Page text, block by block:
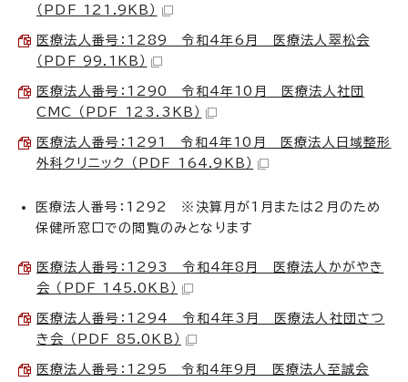
（PDF 121.9KB）
医療法人番号：1289 令和4年6月 医療法人翠松会
（PDF 99.1KB）
医療法人番号：1290 令和4年10月 医療法人社団
CMC （PDF 123.3KB）
医療法人番号：1291 令和4年10月 医療法人日域整形
外科クリニック （PDF 164.9KB）
医療法人番号：1292 ※決算月が1月または2月のため
保健所窓口での閲覧のみとなります
医療法人番号：1293 令和4年8月 医療法人かがやき
会 （PDF 145.0KB）
医療法人番号：1294 令和4年3月 医療法人社団さつ
き会 （PDF 85.0KB）
医療法人番号：1295 令和4年9月 医療法人至誠会